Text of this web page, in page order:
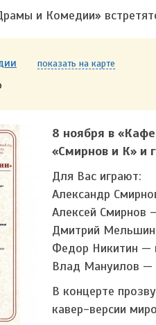
и Комедии»
показать на карте
8 ноября в
«Смирнов и К» и
Для Вас играют:
Александр
Алексей Смирнов
Дмитрий
Федор Никитин —
Влад Мануилов —
В концерте
кавер-версии